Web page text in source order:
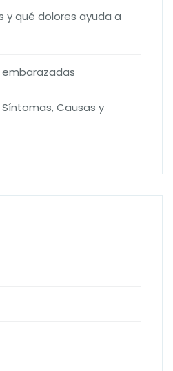
y qué dolores ayuda a
Causas y